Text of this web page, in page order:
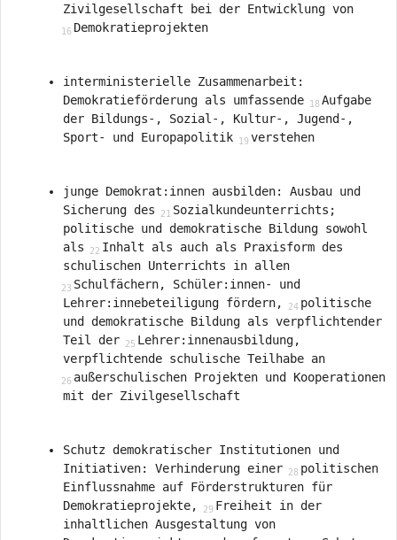
Zivilgesellschaft bei der Entwicklung von
Demokratieprojekten
interministerielle Zusammenarbeit:
Demokratieförderung als umfassende
Aufgabe
der Bildungs-, Sozial-, Kultur-, Jugend-,
Sport- und Europapolitik
verstehen
junge Demokrat:innen ausbilden: Ausbau und
Sicherung des
Sozialkundeunterrichts;
politische und demokratische Bildung sowohl
als
Inhalt als auch als Praxisform des
schulischen Unterrichts in allen
Schulfächern, Schüler:innen- und
Lehrer:innebeteiligung fördern,
politische
und demokratische Bildung als verpflichtender
Teil der
Lehrer:innenausbildung,
verpflichtende schulische Teilhabe an
außerschulischen Projekten und Kooperationen
mit der Zivilgesellschaft
Schutz demokratischer Institutionen und
Initiativen: Verhinderung einer
politischen
Einflussnahme auf Förderstrukturen für
Demokratieprojekte,
Freiheit in der
inhaltlichen Ausgestaltung von